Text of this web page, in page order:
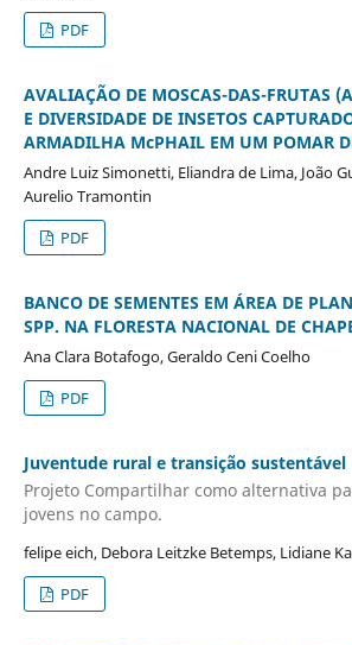
PDF
AVALIAÇÃO DE MOSCAS-DAS-FRUTAS
E DIVERSIDADE DE INSETOS
ARMADILHA McPHAIL EM UM POMAR
Andre Luiz Simonetti, Eliandra de Lima, João
Aurelio Tramontin
PDF
BANCO DE SEMENTES EM ÁREA DE
SPP. NA FLORESTA NACIONAL DE
Ana Clara Botafogo, Geraldo Ceni Coelho
PDF
Juventude rural e transição sustentável
Projeto Compartilhar como alternativa
jovens no campo.
felipe eich, Debora Leitzke Betemps, Lidiane
PDF